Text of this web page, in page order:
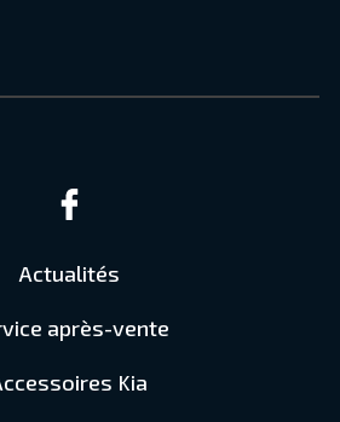
Actualités
après-vente
Kia